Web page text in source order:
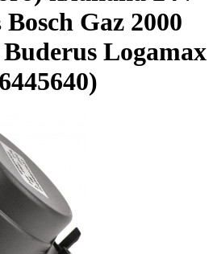
Gaz 2000
Buderus Logamax